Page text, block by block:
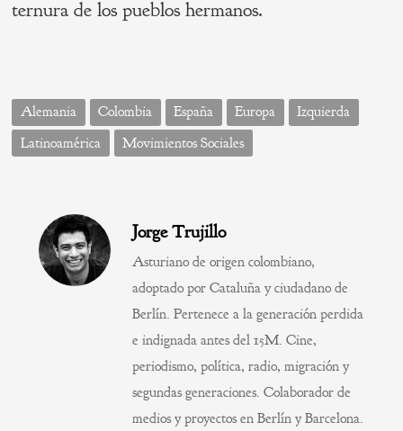
ternura de los pueblos hermanos.
Alemania Colombia España Europa
Izquierda
Latinoamérica
Movimientos Sociales
Jorge Trujillo
Asturiano de origen colombiano,
adoptado por Cataluña y ciudadano de
Berlín. Pertenece a la generación perdida
e indignada antes del 15M. Cine,
periodismo, política, radio, migración y
segundas generaciones. Colaborador de
medios y proyectos en Berlín y Barcelona.